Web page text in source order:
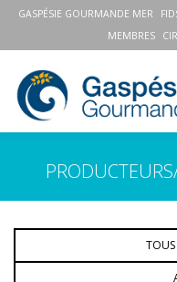
GASPÉSIE GOURMANDE MER
MEMBRES
TOUS